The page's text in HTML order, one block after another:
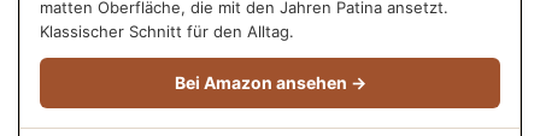
matten Oberfläche, die mit den Jahren Patina ansetzt.
Klassischer Schnitt für den Alltag.
Bei Amazon ansehen →